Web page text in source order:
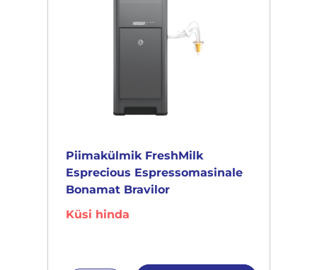
Piimakülmik FreshMilk
Esprecious Espressomasinale
Bonamat Bravilor
Küsi hinda